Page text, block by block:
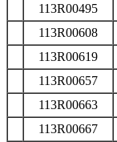
113R00495
113R00608
113R00619
113R00657
113R00663
113R00667